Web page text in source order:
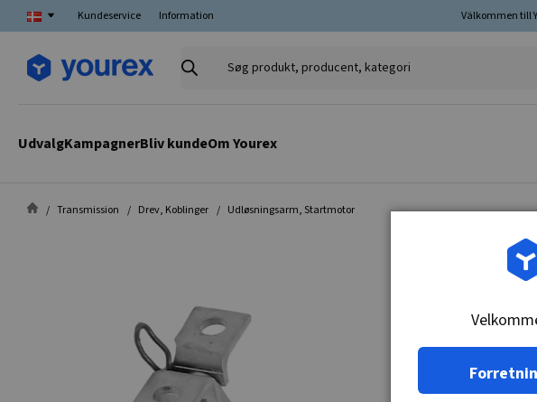
Kundeservice Information Välkommen till
Søg
UdvalgKampagnerBliv kundeOm Yourex
Transmission Drev, Koblinger Udløsningsarm, Startmotor